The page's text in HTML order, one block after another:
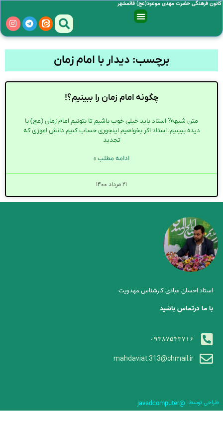
کانون فرهنگی حضرت مهدی موعود(عج) قائمشهر
برچسب: دیدار با امام زمان
چگونه امام زمان را ببینیم؟!
متن شبهه? استاد باید خیلی خوب باشیم تا بتونیم امام زمان (عج) با
دیده ببینیم، استاد اگر بخواهیم اینجوری حساب کنیم دانش اموزی که
تجدید
ادامه مطلب »
۲۱ مرداد ۱۴۰۰
استاد احسان عبادی کارشناس مهدویت
با ما درتماس باشید
۰۹۳۸۷۵۴۳۷۱۶
mahdaviat.313@chmail.ir
طراحی توسط: @javadcomputer